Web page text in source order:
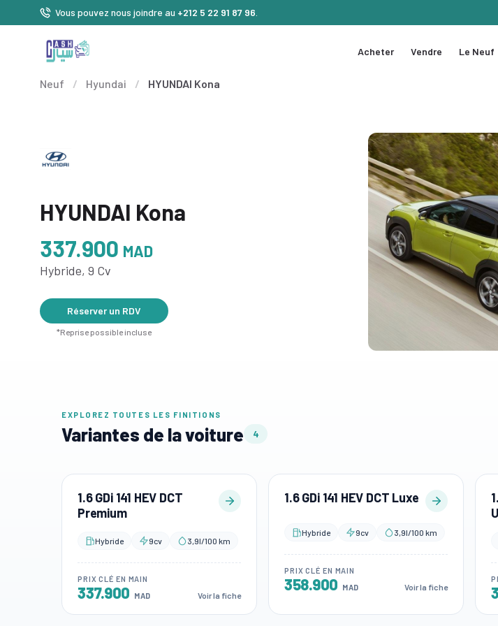
Vous pouvez nous joindre au +212 5 22 91 87 96
Acheter Vendre Le Neuf
Neuf / Hyundai / HYUNDAI Kona
HYUNDAI Kona
337.900 MAD
Hybride, 9 Cv
Réserver un RDV
*Reprise possible incluse
EXPLOREZ TOUTES LES FINITIONS
Variantes de la voiture 4
1.6 GDi 141 HEV DCT
Premium
Hybride 9cv 3,9l/100 km
PRIX CLÉ EN MAIN
337.900 MAD Voir la fiche
1.6 GDi 141 HEV DCT Luxe
Hybride 9cv 3,9l/100 km
PRIX CLÉ EN MAIN
358.900 MAD Voir la fiche